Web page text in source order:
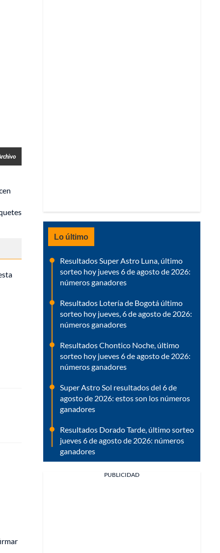
Lo último
Resultados Super Astro Luna, último
sorteo hoy jueves 6 de agosto de 2026:
números ganadores
Resultados Lotería de Bogotá último
sorteo hoy jueves, 6 de agosto de 2026:
números ganadores
Resultados Chontico Noche, último
sorteo hoy jueves 6 de agosto de 2026:
números ganadores
Super Astro Sol resultados del 6 de
agosto de 2026: estos son los números
ganadores
Resultados Dorado Tarde, último sorteo
jueves 6 de agosto de 2026: números
ganadores
PUBLICIDAD